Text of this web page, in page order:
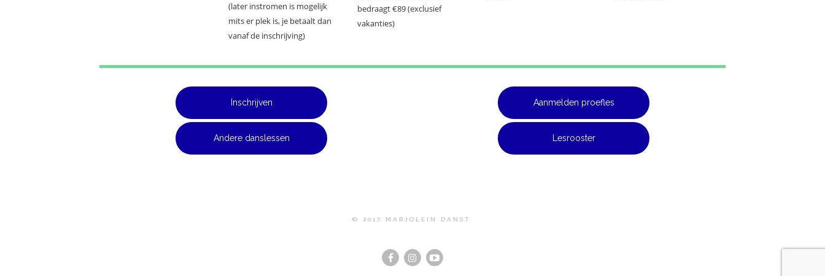
(later instromen is mogelijk
mits er plek is, je betaalt dan
vanaf de inschrijving)
bedraagt €89 (exclusief
vakanties)
Inschrijven
Andere danslessen
Aanmelden proefles
Lesrooster
© 2017 MARJOLEIN DANST.